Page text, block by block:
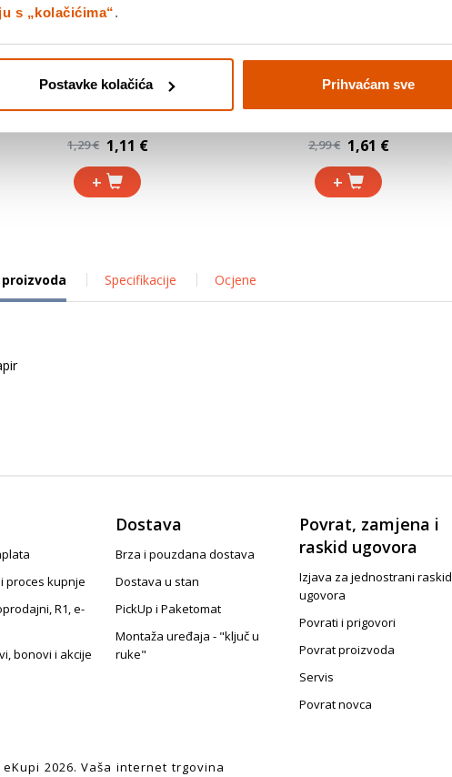
s „kolačićima“.
Postavke kolačića Prihvaćam sve
Šiljilo metalno, S-LINE, 2 rupe,
koso alum.
1,29 € 1,11 €
+
Kolaž papir, Connect, 25 listova,
A4
2,99 € 1,61 €
+
Specifikacije Ocjene
proces kupnje
R1, e-
bonovi i akcije
Dostava
Brza i pouzdana dostava
Dostava u stan
PickUp i Paketomat
Montaža uređaja - "ključ u
ruke"
Povrat, zamjena i
raskid ugovora
Izjava za jednostrani raskid
ugovora
Povrati i prigovori
Povrat proizvoda
Servis
Povrat novca
2026. Vaša internet trgovina